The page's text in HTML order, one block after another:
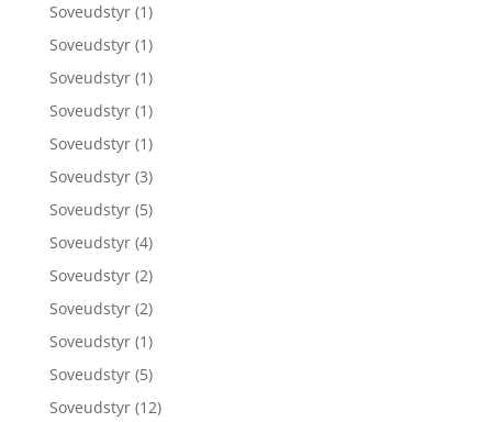
Soveudstyr (1)
Soveudstyr (1)
Soveudstyr (1)
Soveudstyr (1)
Soveudstyr (1)
Soveudstyr (3)
Soveudstyr (5)
Soveudstyr (4)
Soveudstyr (2)
Soveudstyr (2)
Soveudstyr (1)
Soveudstyr (5)
Soveudstyr (12)